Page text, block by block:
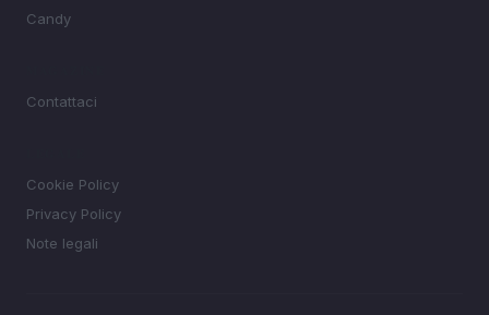
Candy
Contattaci
Cookie Policy
Privacy Policy
Note legali